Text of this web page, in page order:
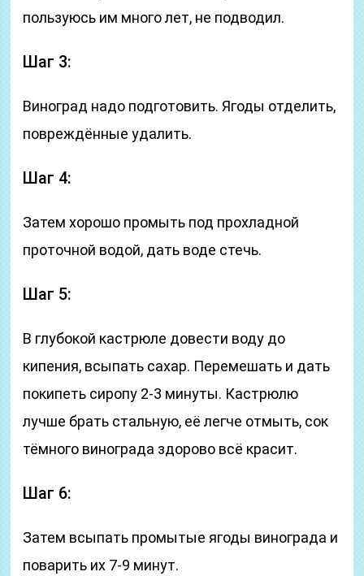
пользуюсь им много лет, не подводил.
Шаг 3:
Виноград надо подготовить. Ягоды отделить,
повреждённые удалить.
Шаг 4:
Затем хорошо промыть под прохладной
проточной водой, дать воде стечь.
Шаг 5:
В глубокой кастрюле довести воду до
кипения, всыпать сахар. Перемешать и дать
покипеть сиропу 2-3 минуты. Кастрюлю
лучше брать стальную, её легче отмыть, сок
тёмного винограда здорово всё красит.
Шаг 6:
Затем всыпать промытые ягоды винограда и
поварить их 7-9 минут.